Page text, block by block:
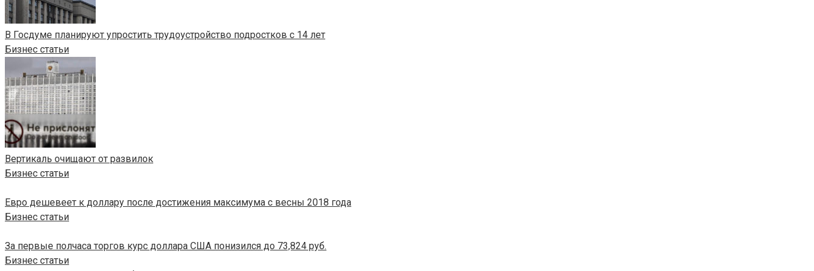
В Госдуме планируют упростить трудоустройство подростков с 14 лет
Бизнес статьи
Вертикаль очищают от развилок
Бизнес статьи
Евро дешевеет к доллару после достижения максимума с весны 2018 года
Бизнес статьи
За первые полчаса торгов курс доллара США понизился до 73,824 руб.
Бизнес статьи